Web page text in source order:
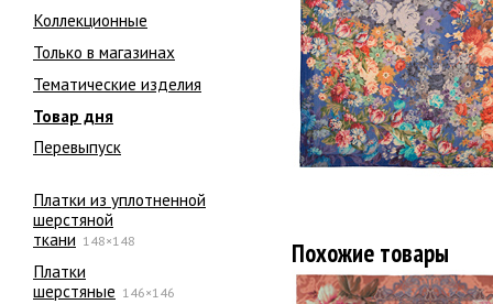
Коллекционные
Только в магазинах
Тематические изделия
Товар дня
Перевыпуск
Платки из уплотненной
шерстяной
ткани 148×148
Платки
шерстяные 146×146
Похожие товары